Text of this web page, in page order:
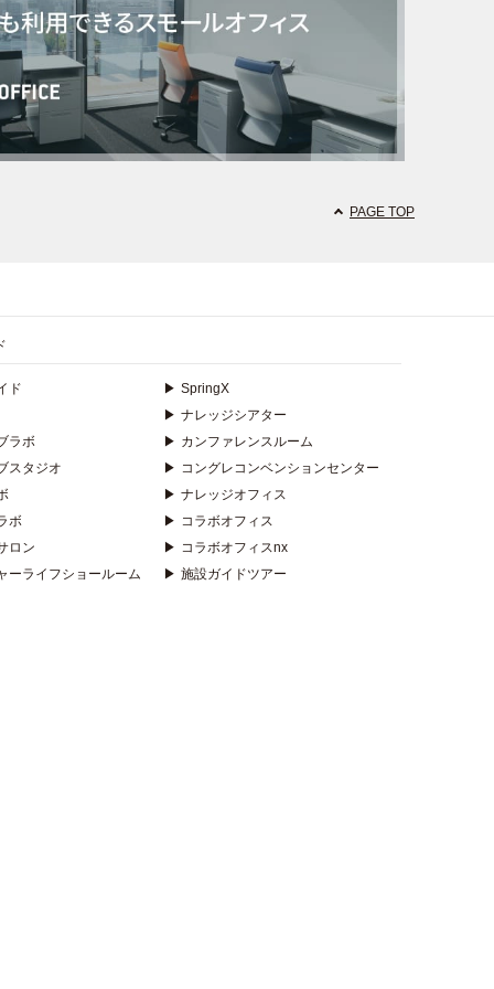
PAGE TOP
ド
ラボ
スタジオ
ボ
ロン
ーライフショールーム
▶ SpringX
▶ ナレッジシアター
▶ カンファレンスルーム
▶ コングレコンベンションセンター
▶ ナレッジオフィス
▶ コラボオフィス
▶ コラボオフィスnx
▶ 施設ガイドツアー